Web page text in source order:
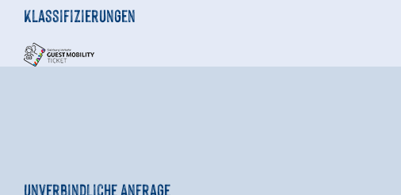
Klassifizierungen
Unverbindliche Anfrage